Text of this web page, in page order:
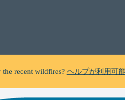
foreclosure?ヘルプが利用可能です
does not make unsolicited